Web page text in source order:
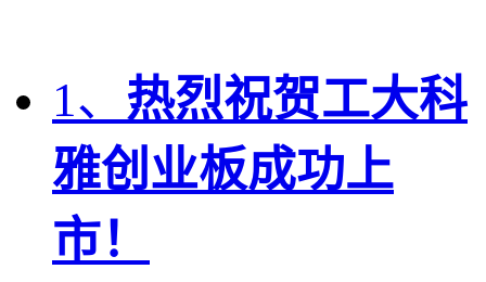
1、 热烈祝贺工大科
雅创业板成功上
市！